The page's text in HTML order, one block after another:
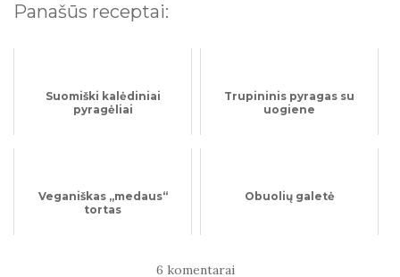
Panašūs receptai:
Suomiški kalėdiniai
pyragėliai
Trupininis pyragas su
uogiene
Veganiškas „medaus“
tortas
Obuolių galetė
6 komentarai